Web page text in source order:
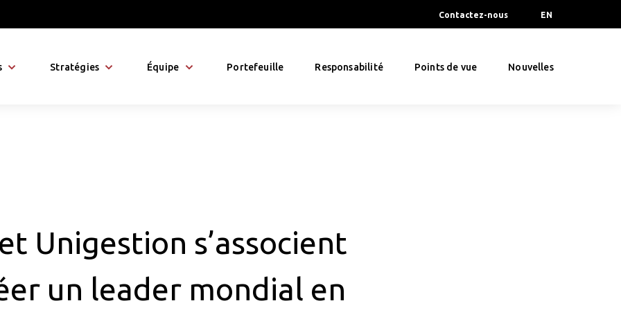
Contactez-nous EN
Stratégies Équipe Portefeuille Responsabilité Points de vue Nouvelles
Unigestion s’associent
un leader mondial en